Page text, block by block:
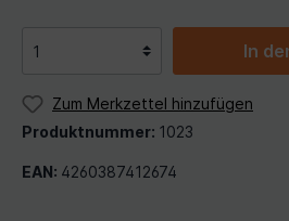
In
Zum Merkzettel hinzufügen
Produktnummer: 1023
EAN: 4260387412674